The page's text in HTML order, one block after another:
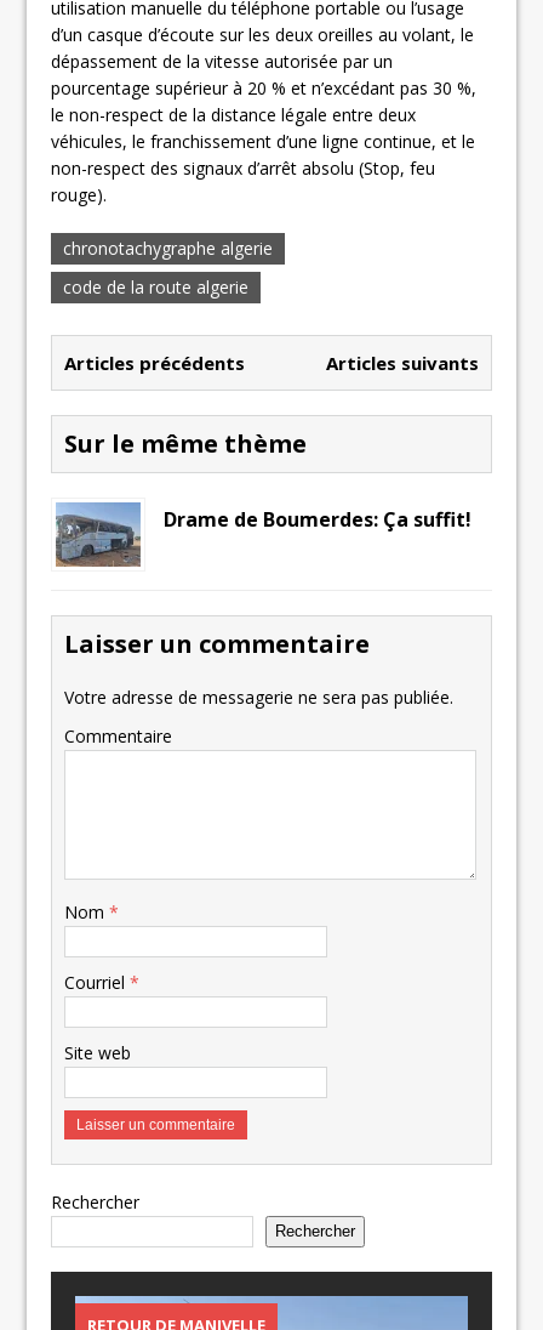
utilisation manuelle du téléphone portable ou l’usage
d’un casque d’écoute sur les deux oreilles au volant, le
dépassement de la vitesse autorisée par un
pourcentage supérieur à 20 % et n’excédant pas 30 %,
le non-respect de la distance légale entre deux
véhicules, le franchissement d’une ligne continue, et le
non-respect des signaux d’arrêt absolu (Stop, feu
rouge).
chronotachygraphe algerie
code de la route algerie
Articles précédents Articles suivants
Sur le même thème
Drame de Boumerdes: Ça suffit!
Laisser un commentaire
Votre adresse de messagerie ne sera pas publiée.
Commentaire
Nom*
Courriel*
Site web
Rechercher
Rechercher
RETOUR DE MANIVELLE